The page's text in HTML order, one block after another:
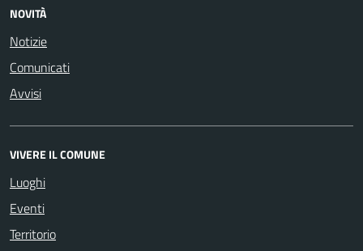
NOVITÀ
Notizie
Comunicati
Avvisi
VIVERE IL COMUNE
Luoghi
Eventi
Territorio